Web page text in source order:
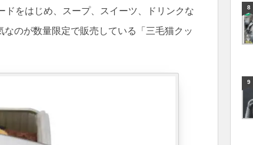
をはじめ、スープ、スイーツ、ドリンクな
のが数量限定で販売している「三毛猫クッ
8
9